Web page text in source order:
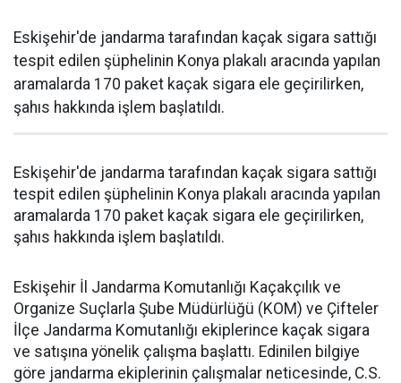
Eskişehir'de jandarma tarafından kaçak sigara sattığı
tespit edilen şüphelinin Konya plakalı aracında yapılan
aramalarda 170 paket kaçak sigara ele geçirilirken,
şahıs hakkında işlem başlatıldı.
Eskişehir'de jandarma tarafından kaçak sigara sattığı
tespit edilen şüphelinin Konya plakalı aracında yapılan
aramalarda 170 paket kaçak sigara ele geçirilirken,
şahıs hakkında işlem başlatıldı.
Eskişehir İl Jandarma Komutanlığı Kaçakçılık ve
Organize Suçlarla Şube Müdürlüğü (KOM) ve Çifteler
İlçe Jandarma Komutanlığı ekiplerince kaçak sigara
ve satışına yönelik çalışma başlattı. Edinilen bilgiye
göre jandarma ekiplerinin çalışmalar neticesinde, C.S.